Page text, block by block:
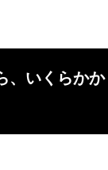
、いくらかか